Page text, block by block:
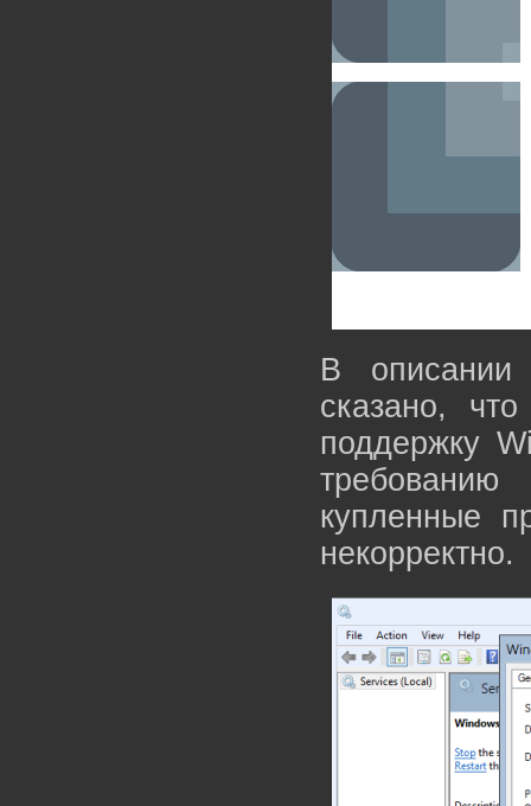
В
сказано,
поддержку
купленные
некорректно.